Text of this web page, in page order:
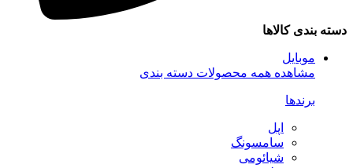
دسته بندی کالاها
موبایل
مشاهده همه محصولات دسته بندی
برندها
اپل
سامسونگ
شیائومی